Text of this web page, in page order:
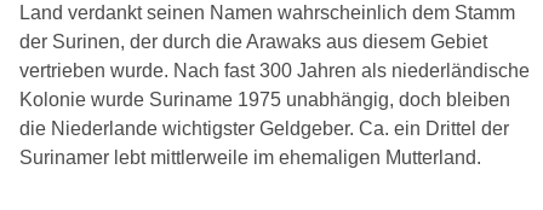
Land verdankt seinen Namen wahrscheinlich dem Stamm
der Surinen, der durch die Arawaks aus diesem Gebiet
vertrieben wurde. Nach fast 300 Jahren als niederländische
Kolonie wurde Suriname 1975 unabhängig, doch bleiben
die Niederlande wichtigster Geldgeber. Ca. ein Drittel der
Surinamer lebt mittlerweile im ehemaligen Mutterland.